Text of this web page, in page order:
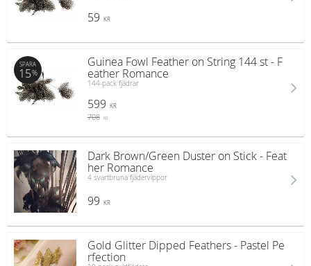
59 KR
Guinea Fowl Feather on String 144 st - F
eather Romance
144-pack fjädrar
599 KR
708 KR
SPARA
15%
Dark Brown/Green Duster on Stick - Feat
her Romance
4 svartbruna fjädervippor
99 KR
Gold Glitter Dipped Feathers - Pastel Pe
rfection